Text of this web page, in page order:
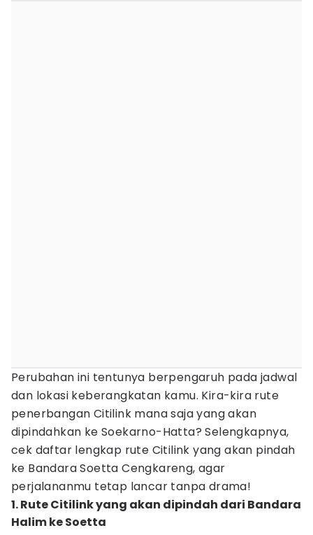
Perubahan ini tentunya berpengaruh pada jadwal
dan lokasi keberangkatan kamu. Kira-kira rute
penerbangan Citilink mana saja yang akan
dipindahkan ke Soekarno-Hatta? Selengkapnya,
cek daftar lengkap rute Citilink yang akan pindah
ke Bandara Soetta Cengkareng, agar
perjalananmu tetap lancar tanpa drama!
1. Rute Citilink yang akan dipindah dari Bandara
Halim ke Soetta